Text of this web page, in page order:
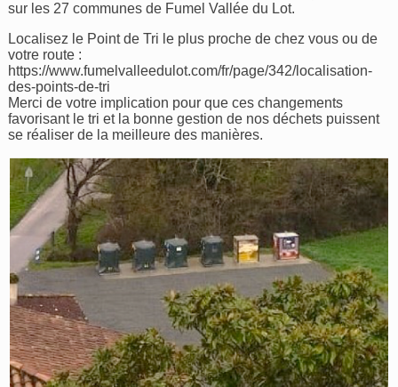
sur les 27 communes de Fumel Vallée du Lot.
Localisez le Point de Tri le plus proche de chez vous ou de
votre route :
https://www.fumelvalleedulot.com/fr/page/342/localisation-
des-points-de-tri
Merci de votre implication pour que ces changements
favorisant le tri et la bonne gestion de nos déchets puissent
se réaliser de la meilleure des manières.